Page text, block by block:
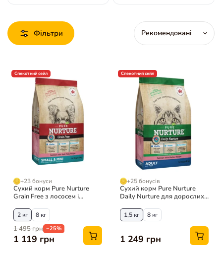
Фільтри
Спекотний сейл
+23 бонуси
Сухий корм Pure Nurture
Grain Free з лососем і
порід
2 кг 8 кг
1 495 грн −25%
1 119 грн
Спекотний сейл
+25 бонусів
Сухий корм Pure Nurture
Daily Nurture для дорослих
1,5 кг 8 кг
1 249 грн